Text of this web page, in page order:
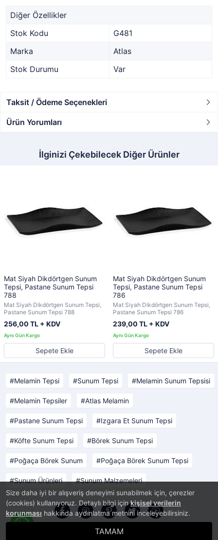
Size daha iyi bir alışveriş deneyimi sunabilmek için, çerezler
(cookies) kullanıyoruz. Detaylı bilgi içinkişisel verilerin
korunması hakkında aydınlatma metnini inceleyebilirsiniz.
TAMAM
Diğer Özellikler
Stok Kodu
G481
Marka
Atlas
Stok Durumu
Var
Taksit / Ödeme Seçenekleri
Ürün Yorumları
İlginizi Çekebilecek Diğer Ürünler
Mat Siyah Dikdörtgen Sunum
Tepsi, Pastane Sunum Tepsi
788
Mat Siyah Dikdörtgen Sunum Tepsi,
Pastane Sunum Tepsi 788
256,00 TL + KDV
Sepete Ekle
Mat Siyah Dikdörtgen Sunum
Tepsi, Pastane Sunum Tepsi
786
Mat Siyah Dikdörtgen Sunum Tepsi,
Pastane Sunum Tepsi 786
239,00 TL + KDV
Sepete Ekle
Melamin Tepsi Sunum Tepsi Melamin Sunum Tepsisi
Melamin Tepsiler Atlas Melamin
Pastane Sunum Tepsi Izgara Et Sunum Tepsi
Köfte Sunum Tepsi Börek Sunum Tepsi
Poğaça Börek Sunum Poğaça Börek Sunum Tepsi
Sunum Ürünleri Sunum Malzemeleri
E-Ticaret Sistemi